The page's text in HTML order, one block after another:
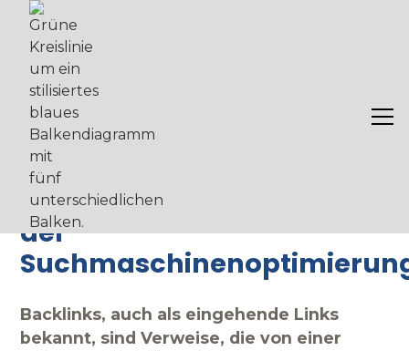
Backlinks
Backlinks:
Schlüsselkomponenten in
der
Backlinks, auch als eingehende Links
bekannt, sind Verweise, die von einer